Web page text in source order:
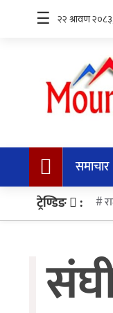
समाचार
प्रदेश
राजनीति
अर्थतन्त्र
अन्तर्राष्ट्रिय
मनोरन्जन
☰
समाचार
ट्रेण्डिङ
: